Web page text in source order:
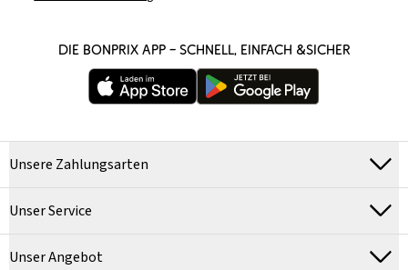
DIE BONPRIX APP – SCHNELL, EINFACH &SICHER
Unsere Zahlungsarten
Unser Service
Unser Angebot